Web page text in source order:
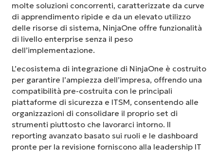
molte soluzioni concorrenti, caratterizzate da curve
di apprendimento ripide e da un elevato utilizzo
delle risorse di sistema, NinjaOne offre funzionalità
di livello enterprise senza il peso
dell’implementazione.
L’ecosistema di integrazione di NinjaOne è costruito
per garantire l’ampiezza dell’impresa, offrendo una
compatibilità pre-costruita con le principali
piattaforme di sicurezza e ITSM, consentendo alle
organizzazioni di consolidare il proprio set di
strumenti piuttosto che lavorarci intorno. Il
reporting avanzato basato sui ruoli e le dashboard
pronte per la revisione forniscono alla leadership IT